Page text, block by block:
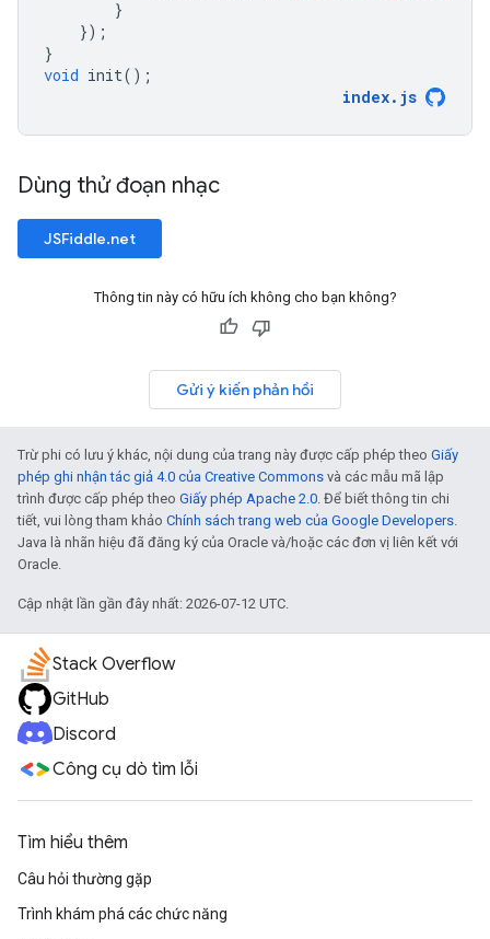
}
});
}
void init();
index. js
Dùng thử đoạn nhạc
JSFiddle.net
Thông tin này có hữu ích không cho bạn không?
Gửi ý kiến phản hồi
Trừ phi có lưu ý khác, nội dung của trang này được cấp phép theo Giấy
phép ghi nhận tác giả 4.0 của Creative Commons và các mẫu mã lập
trình được cấp phép theo Giấy phép Apache 2.0. Để biết thông tin chi
tiết, vui lòng tham khảo Chính sách trang web của Google Developers.
Java là nhãn hiệu đã đăng ký của Oracle và/hoặc các đơn vị liên kết với
Oracle.
Cập nhật lần gần đây nhất: 2026-07-12 UTC.
Stack Overflow
GitHub
Discord
Công cụ dò tìm lỗi
Tìm hiểu thêm
Câu hỏi thường gặp
Trình khám phá các chức năng